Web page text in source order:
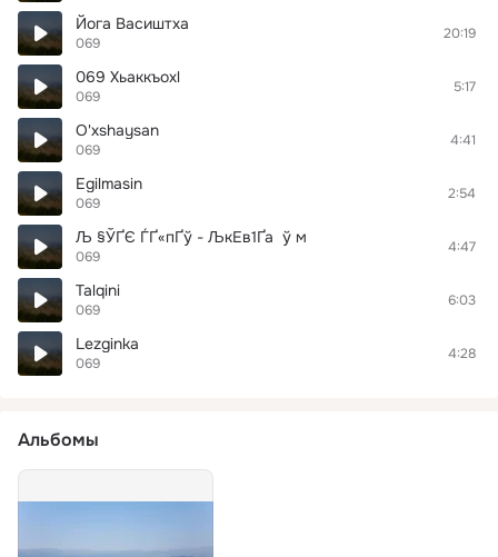
Йога Васиштха
069
20:19
069 Хьаккъохl
069
5:17
O'xshaysan
069
4:41
Egilmasin
069
2:54
Љ §ЎҐЄ ЃҐ«пҐў - ЉкЕ­в1Ґа ў м
069
4:47
Talqini
069
6:03
Lezginka
069
4:28
Альбомы